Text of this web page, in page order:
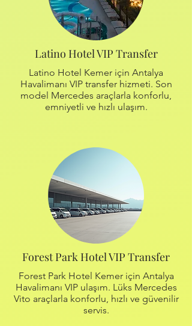
Latino Hotel VIP Transfer
Latino Hotel Kemer için Antalya
Havalimanı VIP transfer hizmeti. Son
model Mercedes araçlarla konforlu,
emniyetli ve hızlı ulaşım.
Forest Park Hotel VIP Transfer
Forest Park Hotel Kemer için Antalya
Havalimanı VIP ulaşım. Lüks Mercedes
Vito araçlarla konforlu, hızlı ve güvenilir
servis.